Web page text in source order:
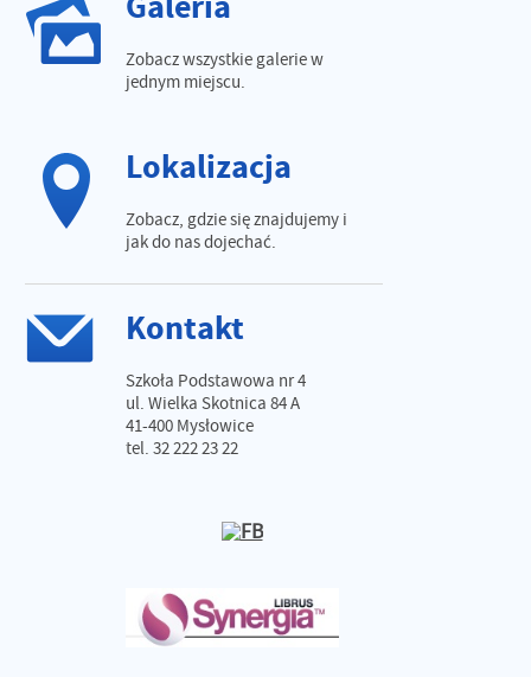
Zobacz wszystkie galerie w
jednym miejscu.
Lokalizacja
Zobacz, gdzie się znajdujemy i
jak do nas dojechać.
Kontakt
Szkoła Podstawowa nr 4
ul. Wielka Skotnica 84 A
41-400 Mysłowice
tel. 32 222 23 22